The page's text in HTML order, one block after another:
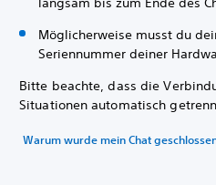
Möglicherweise musst du
Seriennummer deiner
Bitte beachte, dass die
Situationen automatisch
Warum wurde mein Chat